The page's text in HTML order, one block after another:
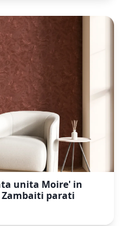
unita Moire' in
Zambaiti parati